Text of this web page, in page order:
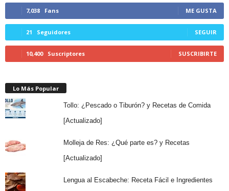
7,038 Fans ME GUSTA
21 Seguidores SEGUIR
10,400 Suscriptores SUSCRIBIRTE
Lo Más Popular
Tollo: ¿Pescado o Tiburón? y Recetas de Comida
[Actualizado]
Molleja de Res: ¿Qué parte es? y Recetas
[Actualizado]
Lengua al Escabeche: Receta Fácil e Ingredientes